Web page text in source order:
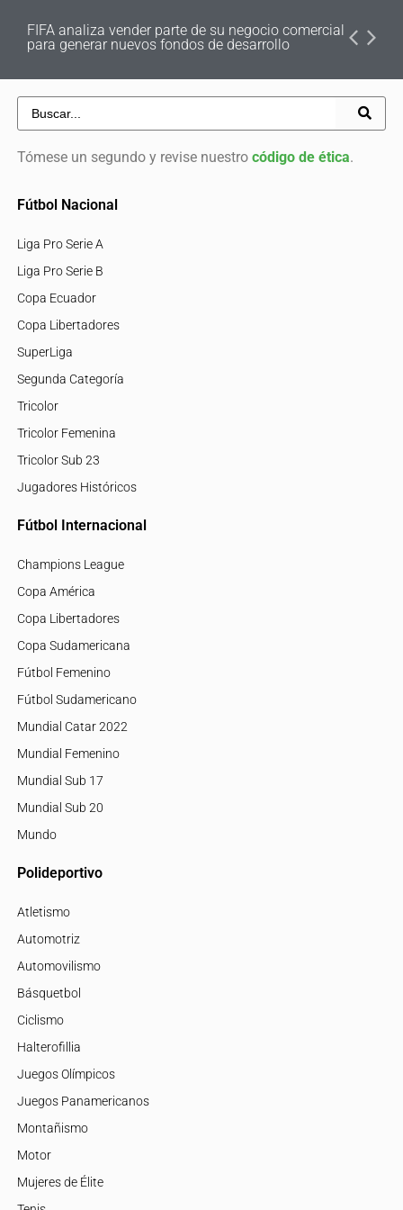
FIFA analiza vender parte de su negocio comercial
para generar nuevos fondos de desarrollo
Tómese un segundo y revise nuestro código de ética.
Fútbol Nacional
Liga Pro Serie A
Liga Pro Serie B
Copa Ecuador
Copa Libertadores
SuperLiga
Segunda Categoría
Tricolor
Tricolor Femenina
Tricolor Sub 23
Jugadores Históricos
Fútbol Internacional
Champions League
Copa América
Copa Libertadores
Copa Sudamericana
Fútbol Femenino
Fútbol Sudamericano
Mundial Catar 2022
Mundial Femenino
Mundial Sub 17
Mundial Sub 20
Mundo
Polideportivo
Atletismo
Automotriz
Automovilismo
Básquetbol
Ciclismo
Halterofillia
Juegos Olímpicos
Juegos Panamericanos
Montañismo
Motor
Mujeres de Élite